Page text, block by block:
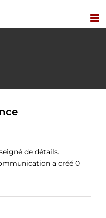
de détails.
a créé 0